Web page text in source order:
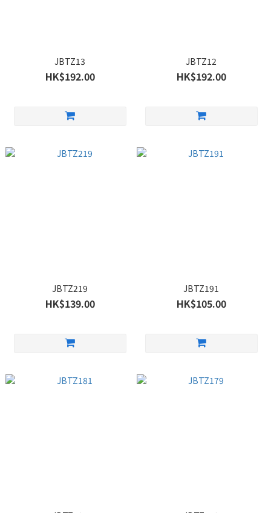
JBTZ13
HK$192.00
JBTZ12
HK$192.00
JBTZ219
HK$139.00
JBTZ191
HK$105.00